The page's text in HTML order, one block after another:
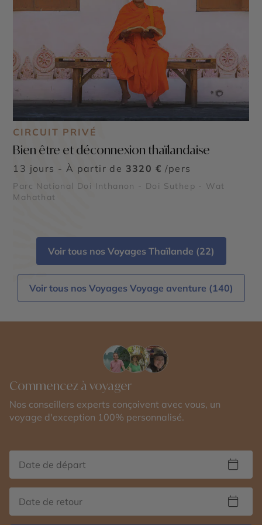
CIRCUIT PRIVÉ
Bien être et déconnexion thaïlandaise
13 jours - À partir de 3320 € /pers
Parc National Doi Inthanon - Doi Suthep - Wat
Mahathat
Voir tous nos Voyages Thaïlande (22)
Voir tous nos Voyages Voyage aventure (140)
Commencez à voyager
Nos conseillers experts conçoivent avec vous, un
voyage d'exception 100% personnalisé.